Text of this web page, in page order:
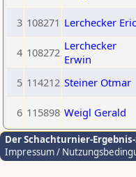
3 108271 Lerchecker
4 108272 Lerchecker
Erwin
5 114212 Steiner Otmar
6 115898 Weigl Gerald
Der Schachturnier-
Impressum /